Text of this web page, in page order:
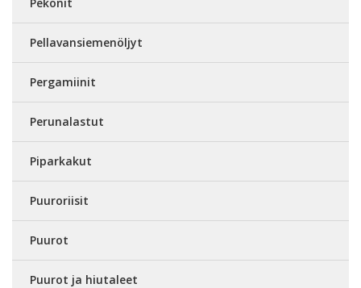
Pellavansiemenöljyt
Pergamiinit
Perunalastut
Piparkakut
Puuroriisit
Puurot
Puurot ja hiutaleet